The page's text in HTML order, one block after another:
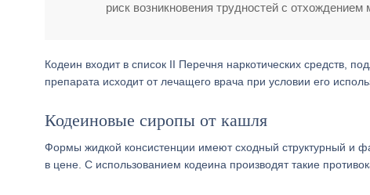
риск возникновения трудностей с
Кодеин входит в список II Перечня наркотических средств,
препарата исходит от лечащего врача при условии его
Кодеиновые сиропы от кашля
Формы жидкой консистенции имеют сходный структурный и
в цене. С использованием кодеина производят такие